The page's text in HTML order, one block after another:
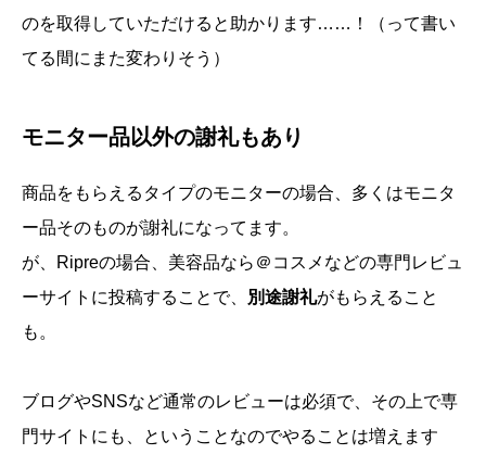
のを取得していただけると助かります……！（って書い
てる間にまた変わりそう）
モニター品以外の謝礼もあり
商品をもらえるタイプのモニターの場合、多くはモニタ
ー品そのものが謝礼になってます。
が、Ripreの場合、美容品なら＠コスメなどの専門レビュ
ーサイトに投稿することで、
別途謝礼がもらえること
も。
ブログやSNSなど通常のレビューは必須で、その上で専
門サイトにも、ということなのでやることは増えます